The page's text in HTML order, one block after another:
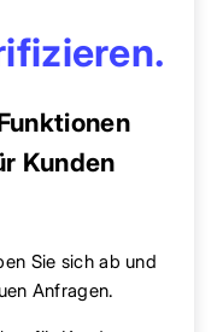
Kunden
Sie sich ab und
Anfragen.